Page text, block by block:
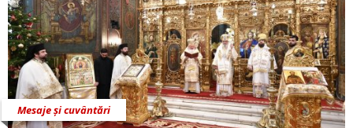
Mesaje și cuvântări